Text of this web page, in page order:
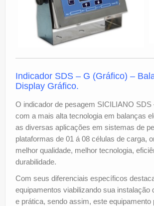
Indicador SDS – G (Gráfico) –
Display Gráfico.
O indicador de pesagem SICILIANO SDS
com a mais alta tecnologia em balanças
as diversas aplicações em sistemas de
plataformas de 01 á 08 células de carga,
melhor qualidade, melhor tecnologia,
durabilidade.
Com seus diferenciais específicos
equipamentos viabilizando sua instalação
e prática, sendo assim, este equipamento